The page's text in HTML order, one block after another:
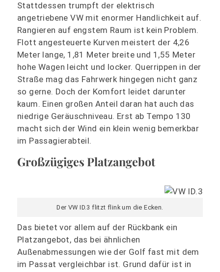
Stattdessen trumpft der elektrisch
angetriebene VW mit enormer Handlichkeit auf.
Rangieren auf engstem Raum ist kein Problem.
Flott angesteuerte Kurven meistert der 4,26
Meter lange, 1,81 Meter breite und 1,55 Meter
hohe Wagen leicht und locker. Querrippen in der
Straße mag das Fahrwerk hingegen nicht ganz
so gerne. Doch der Komfort leidet darunter
kaum. Einen großen Anteil daran hat auch das
niedrige Geräuschniveau. Erst ab Tempo 130
macht sich der Wind ein klein wenig bemerkbar
im Passagierabteil.
Großzügiges Platzangebot
Der VW ID.3 flitzt flink um die Ecken.
Das bietet vor allem auf der Rückbank ein
Platzangebot, das bei ähnlichen
Außenabmessungen wie der Golf fast mit dem
im Passat vergleichbar ist. Grund dafür ist in